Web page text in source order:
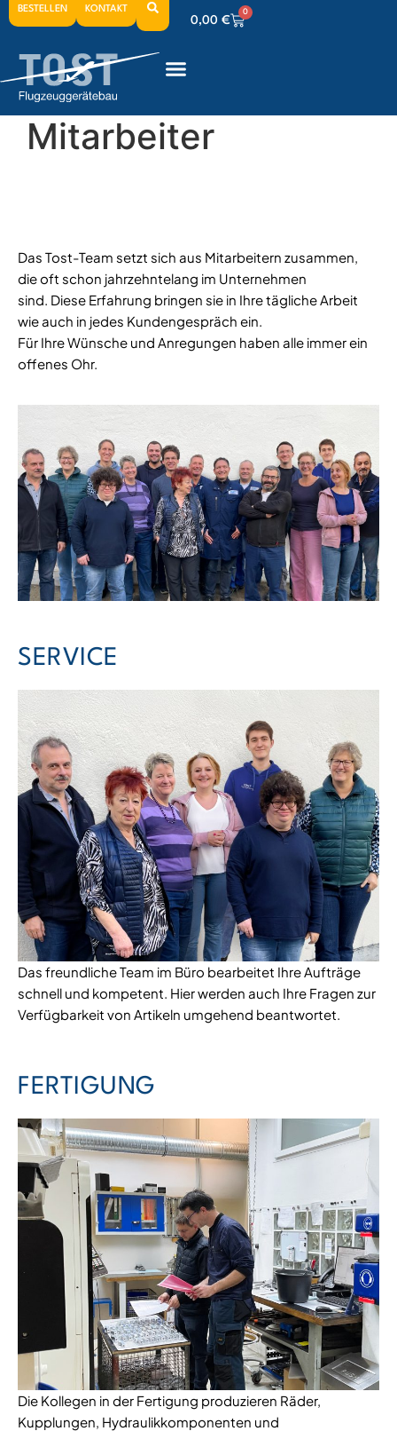
BESTELLEN KONTAKT
0,00 €
0
0,00€
0,00€
Mitarbeiter
Das Tost-Team setzt sich aus Mitarbeitern zusammen,
die oft schon jahrzehntelang im Unternehmen
sind. Diese Erfahrung bringen sie in Ihre tägliche Arbeit
wie auch in jedes Kundengespräch ein.
Für Ihre Wünsche und Anregungen haben alle immer ein
offenes Ohr.
SERVICE
Das freundliche Team im Büro bearbeitet Ihre Aufträge
schnell und kompetent. Hier werden auch Ihre Fragen zur
Verfügbarkeit von Artikeln umgehend beantwortet.
FERTIGUNG
Die Kollegen in der Fertigung produzieren Räder,
Kupplungen, Hydraulikkomponenten und